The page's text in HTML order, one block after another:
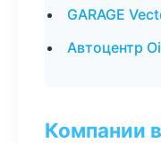
GARAGE
Автоцентр
Компании